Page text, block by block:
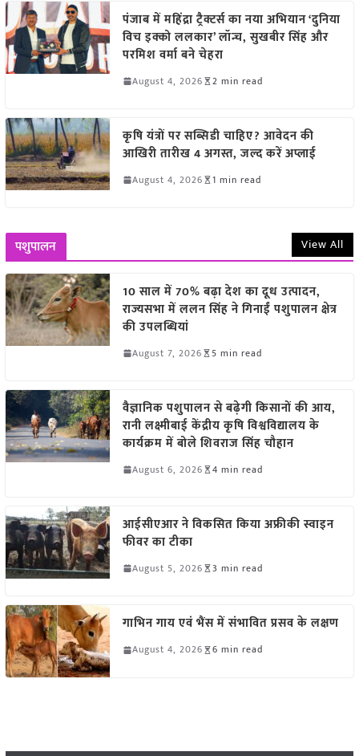
पंजाब में महिंद्रा ट्रैक्टर्स का नया अभियान ‘दुनिया
विच इक्को ललकार’ लॉन्च, सुखबीर सिंह और
परमिश वर्मा बने चेहरा
August 4, 2026 2 min read
कृषि यंत्रों पर सब्सिडी चाहिए? आवेदन की
आखिरी तारीख 4 अगस्त, जल्द करें अप्लाई
August 4, 2026 1 min read
पशुपालन View All
10 साल में 70% बढ़ा देश का दूध उत्पादन,
राज्यसभा में ललन सिंह ने गिनाईं पशुपालन क्षेत्र
की उपलब्धियां
August 7, 2026 5 min read
वैज्ञानिक पशुपालन से बढ़ेगी किसानों की आय,
रानी लक्ष्मीबाई केंद्रीय कृषि विश्वविद्यालय के
कार्यक्रम में बोले शिवराज सिंह चौहान
August 6, 2026 4 min read
आईसीएआर ने विकसित किया अफ्रीकी स्वाइन
फीवर का टीका
August 5, 2026 3 min read
गाभिन गाय एवं भैंस में संभावित प्रसव के लक्षण
August 4, 2026 6 min read